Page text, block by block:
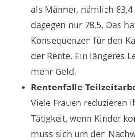
als Männer, nämlich
dagegen nur 78,5. Das
Konsequenzen für den
der Rente. Ein längeres
mehr Geld.
Rentenfalle
Viele Frauen reduzieren
Tätigkeit, wenn Kinder
muss sich um den